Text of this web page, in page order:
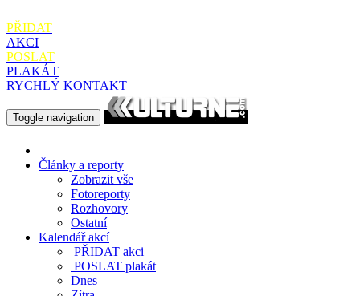
PŘIDAT
AKCI
POSLAT
PLAKÁT
RYCHLÝ KONTAKT
Toggle navigation
Články a reporty
Zobrazit vše
Fotoreporty
Rozhovory
Ostatní
Kalendář akcí
PŘIDAT akci
POSLAT plakát
Dnes